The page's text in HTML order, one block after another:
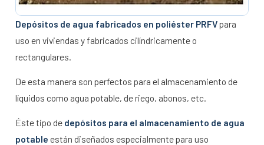
Depósitos de agua fabricados en poliéster PRFVpara
uso en viviendas y fabricados cilíndricamente o
rectangulares.
De esta manera son perfectos para el almacenamiento de
líquidos como agua potable, de riego, abonos, etc.
Éste tipo de depósitos para el almacenamiento de agua
potable están diseñados especialmente para uso